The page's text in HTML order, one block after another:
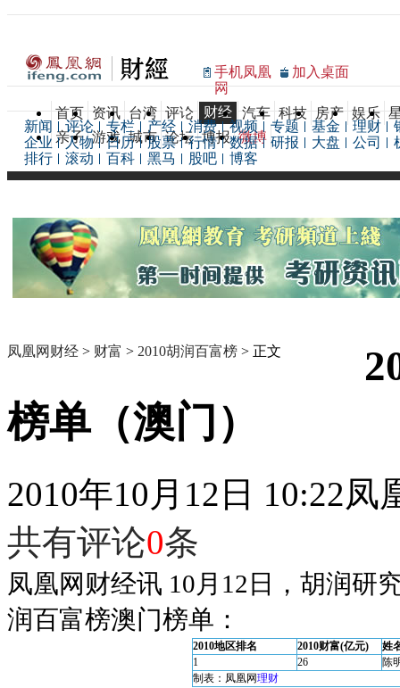
手机凤凰
网
加入桌面
首页 资讯 台湾 评论 财经 汽车 科技 房产 娱乐
亲子 游戏 城市 论坛 博报 微博
新闻 评论 专栏 产经 消费 视频 专题 基金 理财
企业
人物 日历 股票 行情 数据 研报 大盘 公司
排行
滚动 百科 黑马 股吧 博客
凤凰网财经 > 财富 > 2010胡润百富榜 > 正文
榜单（澳门）
2010年10月12日 10:22凤
共有评论0条
凤凰网财经讯 10月12日，胡润研
润百富榜澳门榜单：
2010地区排名 2010财富(亿元)
姓
1
26
陈
制表：凤凰网理财